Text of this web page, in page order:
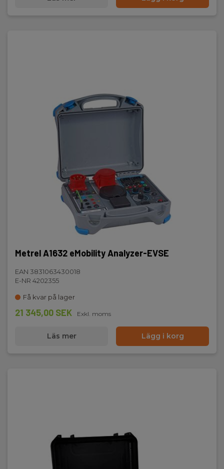
Metrel A1632 eMobility Analyzer-EVSE
EAN 3831063430018
E-NR 4202355
Få kvar på lager
21 345,00 SEK Exkl. moms
Läs mer Lägg i korg